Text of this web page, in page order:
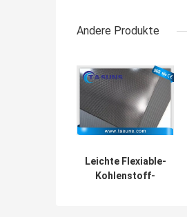
Andere Produkte
Leichte Flexiable-
Kohlenstoff-